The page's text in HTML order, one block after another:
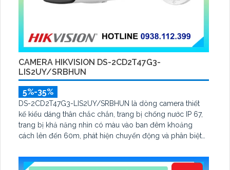
CAMERA HIKVISION DS-2CD2T47G3-
LIS2UY/SRBHUN
5%-35%
DS-2CD2T47G3-LIS2UY/SRBHUN là dòng camera thiết
kế kiểu dáng thân chắc chắn, trang bị chống nước IP 67,
trang bị khả năng nhìn có màu vào ban đêm khoảng
cách lên đến 60m, phát hiện chuyển động và phân biệt